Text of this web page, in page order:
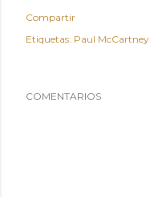
Compartir
Etiquetas: Paul McCartney
COMENTARIOS